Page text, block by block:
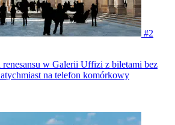
#2
renesansu w Galerii Uffizi z biletami bez
na telefon komórkowy